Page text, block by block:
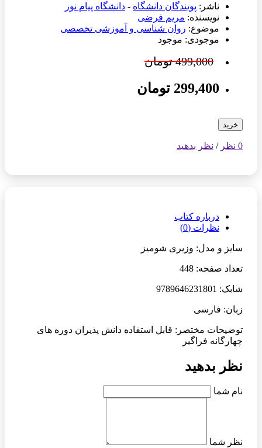
ناشر: پویندگان دانشگاه - دانشگاه پیام نور
نویسنده: مریم فرضی
موضوع: روان شناسی و آموزشی تخصصی
موجودی: موجود
499,000 تومان
299,400 تومان
خرید
0 نظر / نظر بدهید
درباره کتاب
نظرات (0)
سایز و مدل: وزیری شومیز
تعداد صفحه: 448
شابک: 9789646231801
زبان: فارسی
توضیحات مختصر: قابل استفاده دانش پذیران دوره های
چهارگانه فراگیر
نظر بدهید
نام شما
نظر شما